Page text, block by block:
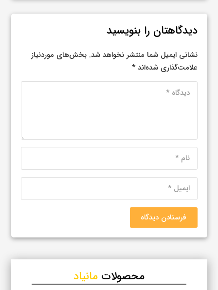
دیدگاهتان را بنویسید
نشانی ایمیل شما منتشر نخواهد شد. بخش‌های موردنیاز
علامت‌گذاری شده‌اند*
فرستادن دیدگاه
محصولات مانیاد